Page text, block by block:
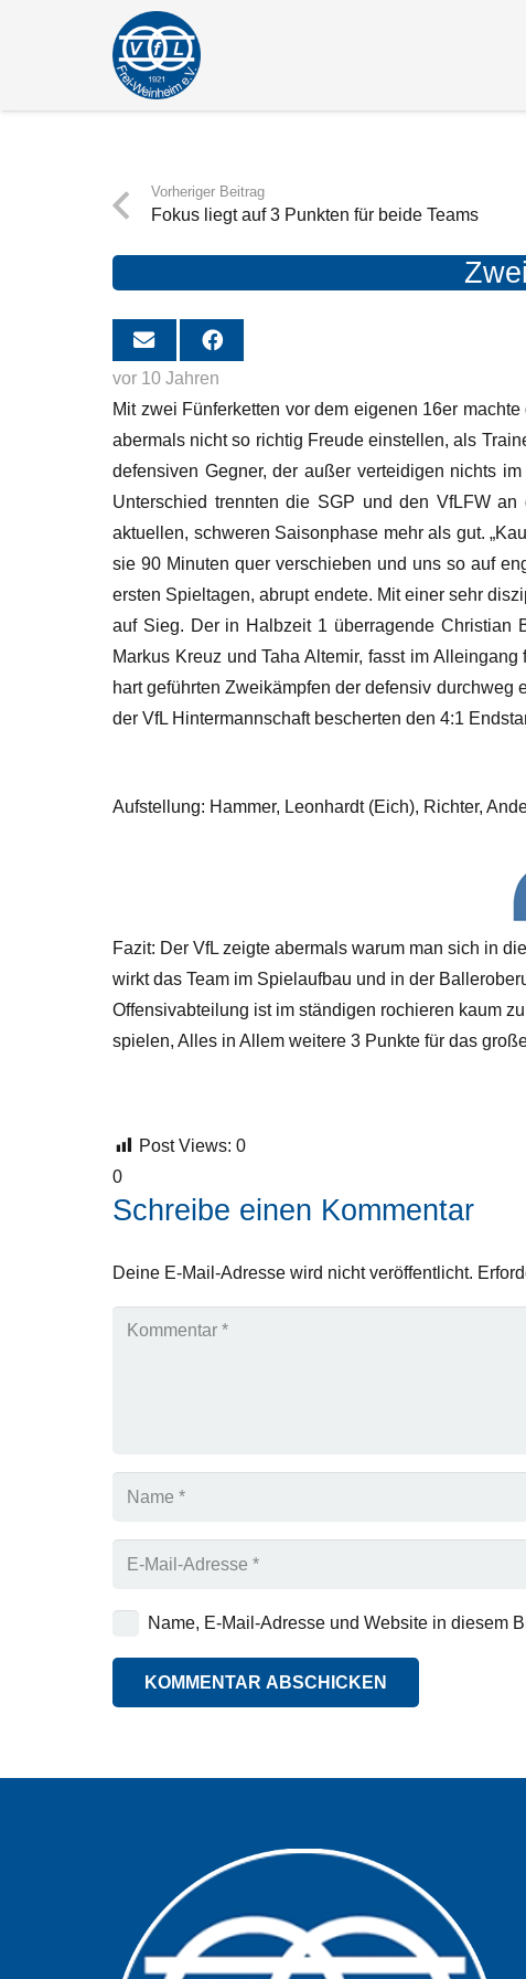
Vorheriger Beitrag
Fokus liegt auf 3 Punkten für beide Teams
vor 10 Jahren
Mit zwei Fünferketten vor dem eigenen 16er
abermals nicht so richtig Freude einstellen, als
defensiven Gegner, der außer verteidigen nichts
Unterschied trennten die SGP und den VfLFW
aktuellen, schweren Saisonphase mehr als gut.
sie 90 Minuten quer verschieben und uns so auf
ersten Spieltagen, abrupt endete. Mit einer sehr
auf Sieg. Der in Halbzeit 1 überragende Christian
Markus Kreuz und Taha Altemir, fasst im
hart geführten Zweikämpfen der defensiv
der VfL Hintermannschaft bescherten den 4:1
Aufstellung: Hammer, Leonhardt (Eich), Richter,
Fazit: Der VfL zeigte abermals warum man sich in
wirkt das Team im Spielaufbau und in der
Offensivabteilung ist im ständigen rochieren kaum
spielen, Alles in Allem weitere 3 Punkte für das
Post Views: 0
0
Schreibe einen Kommentar
Deine E-Mail-Adresse wird nicht veröffentlicht.
Name, E-Mail-Adresse und Website in diesem
KOMMENTAR ABSCHICKEN